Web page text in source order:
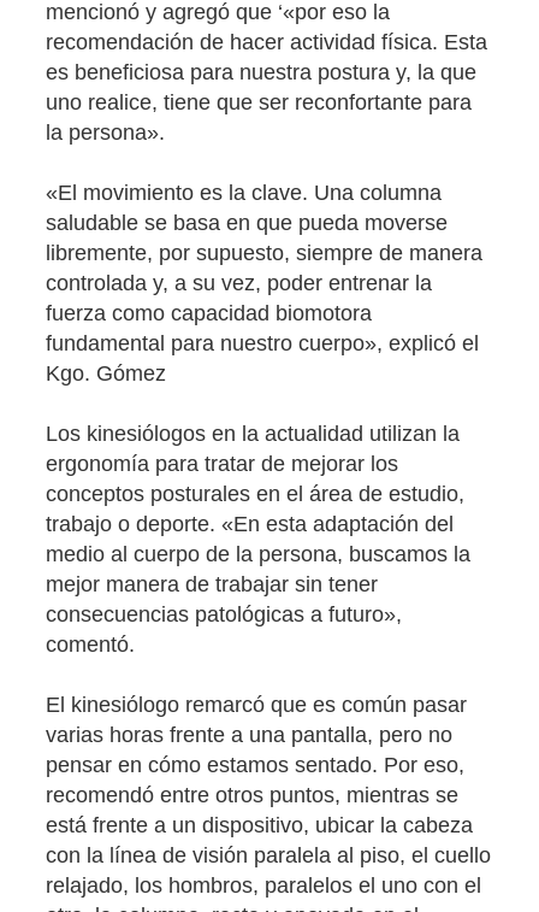
mencionó y agregó que ‘«por eso la
recomendación de hacer actividad física. Esta
es beneficiosa para nuestra postura y, la que
uno realice, tiene que ser reconfortante para
la persona».
«El movimiento es la clave. Una columna
saludable se basa en que pueda moverse
libremente, por supuesto, siempre de manera
controlada y, a su vez, poder entrenar la
fuerza como capacidad biomotora
fundamental para nuestro cuerpo», explicó el
Kgo. Gómez
Los kinesiólogos en la actualidad utilizan la
ergonomía para tratar de mejorar los
conceptos posturales en el área de estudio,
trabajo o deporte. «En esta adaptación del
medio al cuerpo de la persona, buscamos la
mejor manera de trabajar sin tener
consecuencias patológicas a futuro»,
comentó.
El kinesiólogo remarcó que es común pasar
varias horas frente a una pantalla, pero no
pensar en cómo estamos sentado. Por eso,
recomendó entre otros puntos, mientras se
está frente a un dispositivo, ubicar la cabeza
con la línea de visión paralela al piso, el cuello
relajado, los hombros, paralelos el uno con el